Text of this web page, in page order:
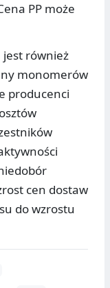
PP może
jest również
monomerów
producenci
cen dostaw
do wzrostu